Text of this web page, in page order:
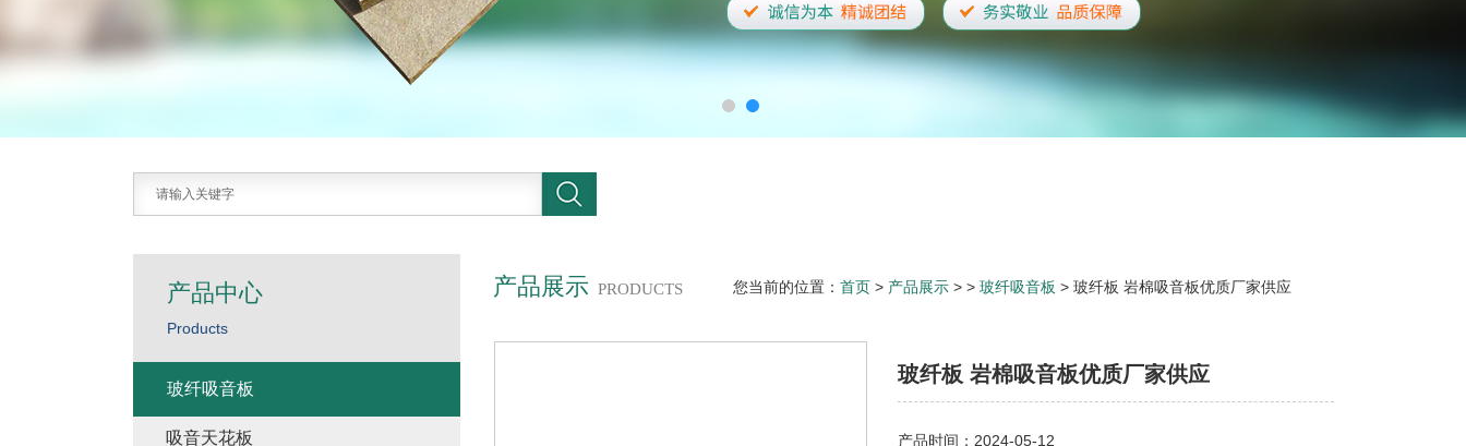
产品展示 PRODUCTS 您当前的位置： 首页 > 产品展示 > > 玻纤吸音板 > 玻纤板 岩棉吸音板优质厂家供应
玻纤板 岩棉吸音板优质厂家供应
产品时间：2024-05-12
产品中心
Products
玻纤吸音板
吸音天花板